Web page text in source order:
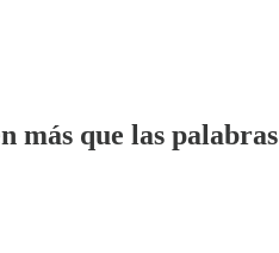
más que las palabras